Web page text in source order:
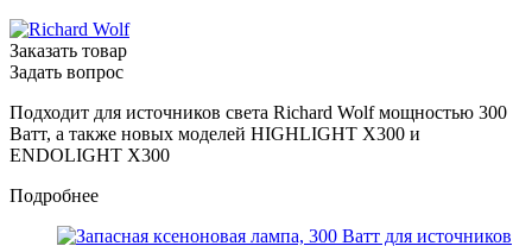
Заказать товар
Задать вопрос
Подходит для источников света Richard Wolf мощностью 300
Ватт, а также новых моделей HIGHLIGHT X300 и
ENDOLIGHT X300
Подробнее